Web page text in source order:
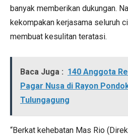
banyak memberikan dukungan.
kekompakan kerjasama seluruh
membuat kesulitan teratasi.
Baca Juga : 140 Anggota
Pagar Nusa di Rayon
Tulungagung
“Berkat kehebatan Mas Rio